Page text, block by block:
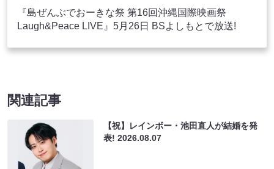
『島ぜんぶでおーきな祭 第16回沖縄国際映画祭
Laugh&Peace LIVE』5月26日 BSよしもとで放送!
関連記事
【祝】レインボー・池田直人が結婚を発
表!2026.08.07